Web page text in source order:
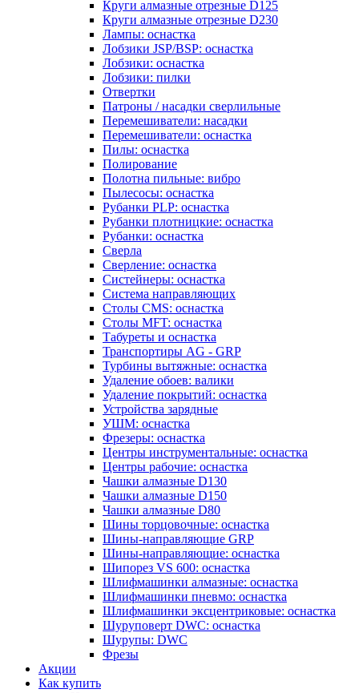
Круги алмазные отрезные D125
Круги алмазные отрезные D230
Лампы: оснастка
Лобзики JSP/BSP: оснастка
Лобзики: оснастка
Лобзики: пилки
Отвертки
Патроны / насадки сверлильные
Перемешиватели: насадки
Перемешиватели: оснастка
Пилы: оснастка
Полирование
Полотна пильные: вибро
Пылесосы: оснастка
Рубанки PLP: оснастка
Рубанки плотницкие: оснастка
Рубанки: оснастка
Сверла
Сверление: оснастка
Систейнеры: оснастка
Система направляющих
Столы CMS: оснастка
Столы MFT: оснастка
Табуреты и оснастка
Транспортиры AG - GRP
Турбины вытяжные: оснастка
Удаление обоев: валики
Удаление покрытий: оснастка
Устройства зарядные
УШМ: оснастка
Фрезеры: оснастка
Центры инструментальные: оснастка
Центры рабочие: оснастка
Чашки алмазные D130
Чашки алмазные D150
Чашки алмазные D80
Шины торцовочные: оснастка
Шины-направляющие GRP
Шины-направляющие: оснастка
Шипорез VS 600: оснастка
Шлифмашинки алмазные: оснастка
Шлифмашинки пневмо: оснастка
Шлифмашинки эксцентриковые: оснастка
Шуруповерт DWC: оснастка
Шурупы: DWC
Фрезы
Акции
Как купить